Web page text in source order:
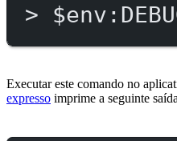
>
Executar este comando no
expresso imprime a seguinte